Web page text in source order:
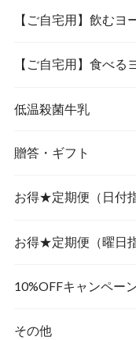
【ご自宅用】飲むヨ
【ご自宅用】食べる
低温殺菌牛乳
贈答・ギフト
飲むヨーグルト
食べるヨーグルト
お得★定期便（日付
飲むヨーグルト
食べるヨーグルト
お得★定期便（曜日
飲むヨーグルト
食べるヨーグルト
10%OFFキャンペー
その他